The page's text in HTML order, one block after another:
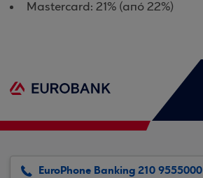
Mastercard: 21% (από 22%)
EuroPhone Banking 210 9555000